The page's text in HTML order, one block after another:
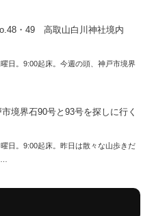
・49 高取山白川神社境内
日。9:00起床。今週の頭、神戸市境界
境界石90号と93号を探しに行く
日。9:00起床。昨日は散々な山歩きだ